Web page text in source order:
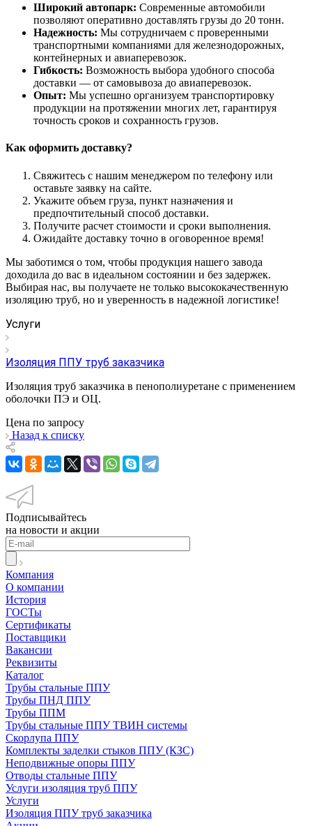
Широкий автопарк: Современные автомобили
позволяют оперативно доставлять грузы до 20 тонн.
Надежность: Мы сотрудничаем с проверенными
транспортными компаниями для железнодорожных,
контейнерных и авиаперевозок.
Гибкость: Возможность выбора удобного способа
доставки — от самовывоза до авиаперевозок.
Опыт: Мы успешно организуем транспортировку
продукции на протяжении многих лет, гарантируя
точность сроков и сохранность грузов.
Как оформить доставку?
Свяжитесь с нашим менеджером по телефону или
оставьте заявку на сайте.
Укажите объем груза, пункт назначения и
предпочтительный способ доставки.
Получите расчет стоимости и сроки выполнения.
Ожидайте доставку точно в оговоренное время!
Мы заботимся о том, чтобы продукция нашего завода
доходила до вас в идеальном состоянии и без задержек.
Выбирая нас, вы получаете не только высококачественную
изоляцию труб, но и уверенность в надежной логистике!
Услуги
Изоляция ППУ труб заказчика
Изоляция труб заказчика в пенополиуретане с применением
оболочки ПЭ и ОЦ.
Цена по запросу
Назад к списку
Подписывайтесь
на новости и акции
Компания
О компании
История
ГОСТы
Сертификаты
Поставщики
Вакансии
Реквизиты
Каталог
Трубы стальные ППУ
Трубы ПНД ППУ
Трубы ППМ
Трубы стальные ППУ ТВИН системы
Скорлупа ППУ
Комплекты заделки стыков ППУ (КЗС)
Неподвижные опоры ППУ
Отводы стальные ППУ
Услуги изоляция труб ППУ
Услуги
Изоляция ППУ труб заказчика